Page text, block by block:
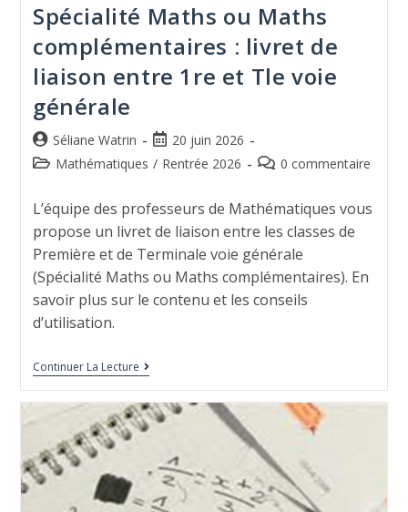
Spécialité Maths ou Maths
complémentaires : livret de
liaison entre 1re et Tle voie
générale
Séliane Watrin
20 juin 2026
Mathématiques / Rentrée 2026 0 commentaire
L’équipe des professeurs de Mathématiques vous
propose un livret de liaison entre les classes de
Première et de Terminale voie générale
(Spécialité Maths ou Maths complémentaires). En
savoir plus sur le contenu et les conseils
d’utilisation.
Continuer La Lecture